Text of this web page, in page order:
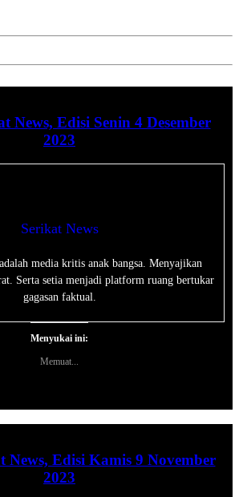
News, Edisi Senin 4 Desember
2023
Serikat News
media kritis anak bangsa. Menyajikan
Serta setia menjadi platform ruang bertukar
gagasan faktual.
Menyukai ini:
Memuat...
News, Edisi Kamis 9 November
2023